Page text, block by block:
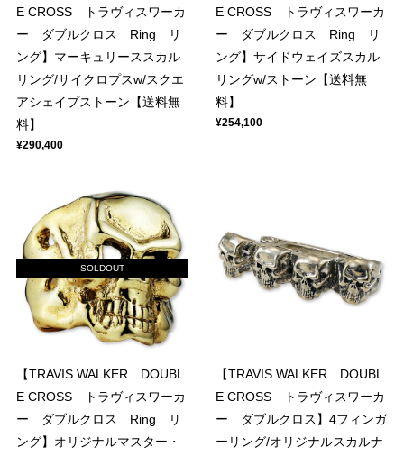
E CROSS トラヴィスワーカ
ー ダブルクロス Ring リ
ング】マーキュリーススカル
リング/サイクロプスw/スクエ
アシェイプストーン【送料無
料】
¥290,400
E CROSS トラヴィスワーカ
ー ダブルクロス Ring リ
ング】サイドウェイズスカル
リングw/ストーン【送料無
料】
¥254,100
SOLDOUT
【TRAVIS WALKER DOUBL
E CROSS トラヴィスワーカ
ー ダブルクロス Ring リ
ング】オリジナルマスター・
【TRAVIS WALKER DOUBL
E CROSS トラヴィスワーカ
ー ダブルクロス】4フィンガ
ーリング/オリジナルスカルナ